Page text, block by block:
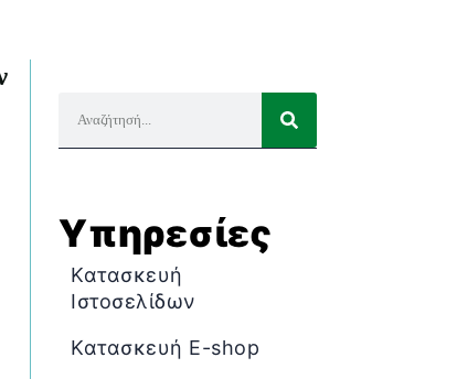
Υπηρεσίες
Κατασκευή
Ιστοσελίδων
Κατασκευή E-shop